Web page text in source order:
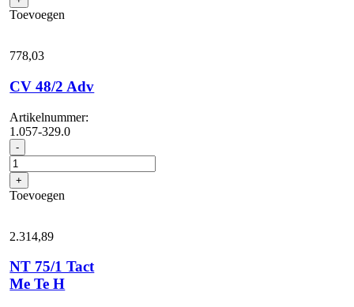
aantal
Toevoegen
778,03
CV 48/2 Adv
Artikelnummer:
1.057-329.0
- CV
48/2
Adv
aantal
+
Toevoegen
2.314,89
NT 75/1 Tact
Me Te H